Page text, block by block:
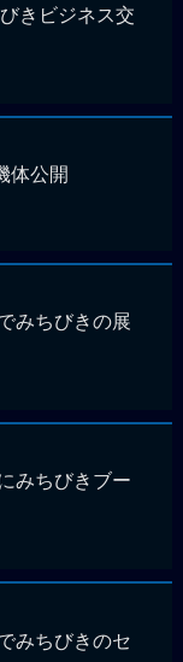
きビジネス交
体公開
みちびきの展
みちびきブー
みちびきのセ